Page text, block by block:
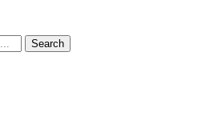
Search